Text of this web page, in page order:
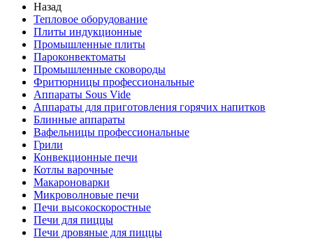
Назад
Тепловое оборудование
Плиты индукционные
Промышленные плиты
Пароконвектоматы
Промышленные сковороды
Фритюрницы профессиональные
Аппараты Sous Vide
Аппараты для приготовления горячих напитков
Блинные аппараты
Вафельницы профессиональные
Грили
Конвекционные печи
Котлы варочные
Макароноварки
Микроволновые печи
Печи высокоскоростные
Печи для пиццы
Печи дровяные для пиццы